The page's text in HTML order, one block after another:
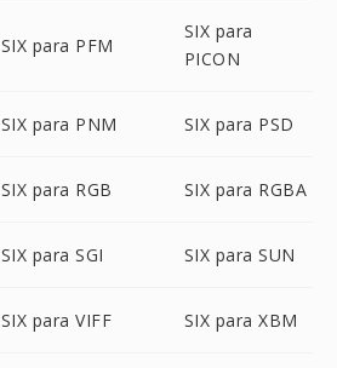
SIX para PFM
SIX para
PICON
SIX para PNM SIX para PSD
SIX para RGB SIX para RGBA
SIX para SGI SIX para SUN
SIX para VIFF SIX para XBM